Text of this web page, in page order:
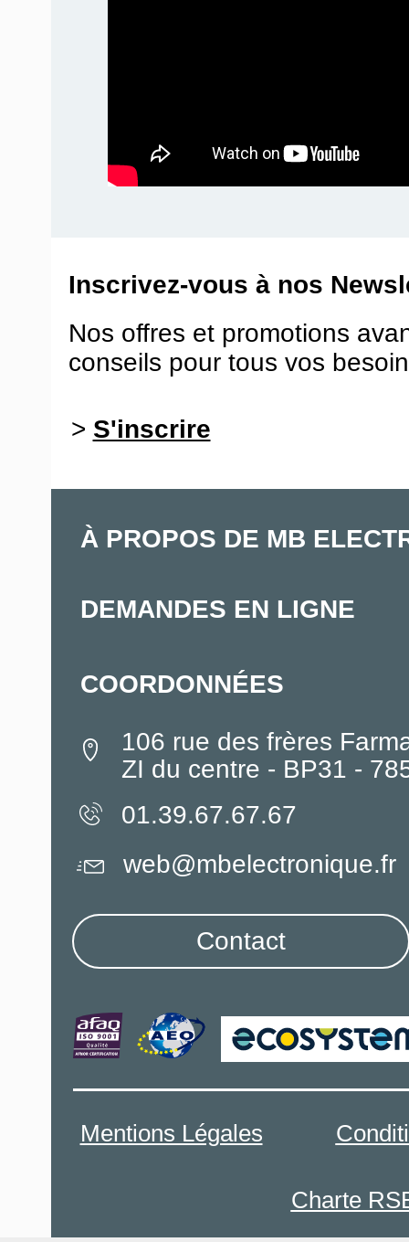
Inscrivez-vous à nos
Nos offres et promotions
conseils pour tous vos
> S'inscrire
À PROPOS DE MB
DEMANDES EN LIGNE
COORDONNÉES
106 rue des frères
ZI du centre - BP31 -
01.39.67.67.67
Mentions Légales
Charte
web@mbelectronique.fr
Contact